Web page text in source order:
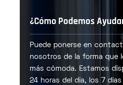
¿Cómo Podemos
Puede ponerse en
nosotros de la forma que
más cómoda. Estamos
24 horas del día, los 7 días